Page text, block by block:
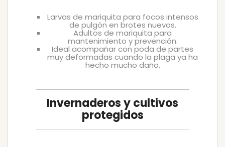
Larvas de mariquita para focos intensos
de pulgón en brotes nuevos.
Adultos de mariquita para
mantenimiento y prevención.
Ideal acompañar con poda de partes
muy deformadas cuando la plaga ya ha
hecho mucho daño.
Invernaderos y cultivos
protegidos